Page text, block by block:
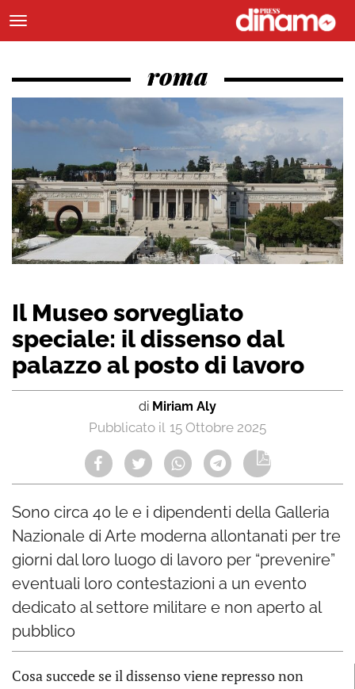
roma
Il Museo sorvegliato
speciale: il dissenso dal
palazzo al posto di lavoro
di Miriam Aly
15 Ottobre 2025
Sono circa 40 le e i dipendenti della Galleria
Nazionale di Arte moderna allontanati per tre
giorni dal loro luogo di lavoro per “prevenire”
eventuali loro contestazioni a un evento
dedicato al settore militare e non aperto al
pubblico
Cosa succede se il dissenso viene represso non